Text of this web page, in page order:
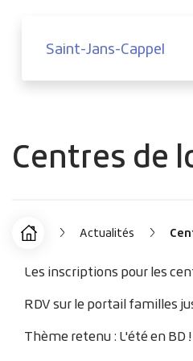
Saint-Jans-Cappel
Saint-
Centres de
F
d
Accueil Actualités
Les inscriptions pour les
RDV sur le portail familles
Thème retenu : L'été en BD !